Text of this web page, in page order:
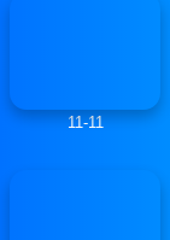
11-11